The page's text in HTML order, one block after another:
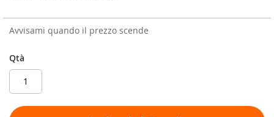
Avvisami quando il prezzo scende
Qtà